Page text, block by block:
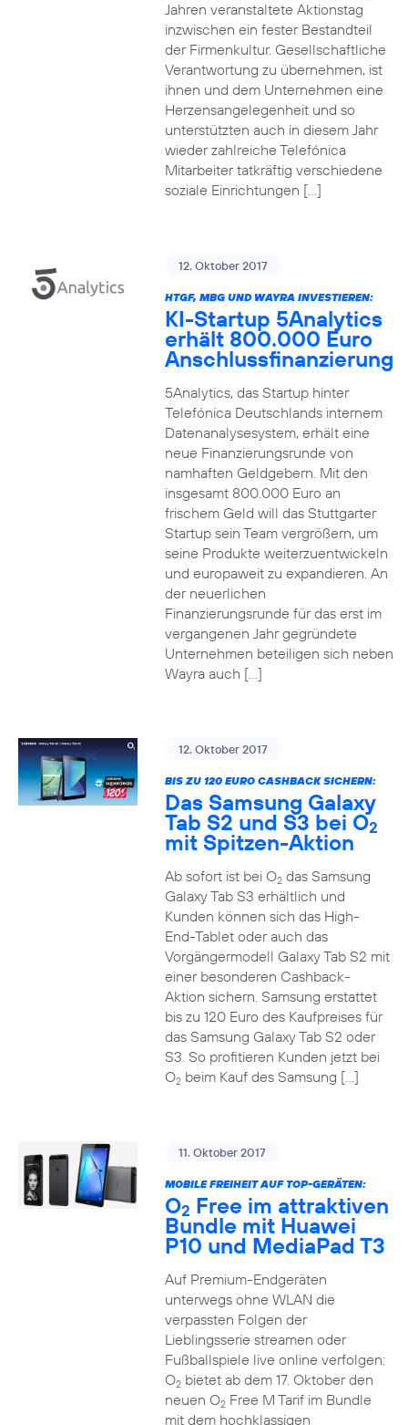
Jahren veranstaltete Aktionstag
inzwischen ein fester Bestandteil
der Firmenkultur. Gesellschaftliche
Verantwortung zu übernehmen, ist
ihnen und dem Unternehmen eine
Herzensangelegenheit und so
unterstützten auch in diesem Jahr
wieder zahlreiche Telefónica
Mitarbeiter tatkräftig verschiedene
soziale Einrichtungen […]
12. Oktober 2017
HTGF, MBG UND WAYRA INVESTIEREN:
KI-Startup 5Analytics
erhält 800.000 Euro
Anschlussfinanzierung
5Analytics, das Startup hinter
Telefónica Deutschlands internem
Datenanalysesystem, erhält eine
neue Finanzierungsrunde von
namhaften Geldgebern. Mit den
insgesamt 800.000 Euro an
frischem Geld will das Stuttgarter
Startup sein Team vergrößern, um
seine Produkte weiterzuentwickeln
und europaweit zu expandieren. An
der neuerlichen
Finanzierungsrunde für das erst im
vergangenen Jahr gegründete
Unternehmen beteiligen sich neben
Wayra auch […]
12. Oktober 2017
BIS ZU 120 EURO CASHBACK SICHERN:
Das Samsung Galaxy
Tab S2 und S3 bei O2
mit Spitzen-Aktion
Ab sofort ist bei O2das Samsung
Galaxy Tab S3 erhältlich und
Kunden können sich das High-
End-Tablet oder auch das
Vorgängermodell Galaxy Tab S2 mit
einer besonderen Cashback-
Aktion sichern. Samsung erstattet
bis zu 120 Euro des Kaufpreises für
das Samsung Galaxy Tab S2 oder
S3. So profitieren Kunden jetzt bei
O2beim Kauf des Samsung […]
11. Oktober 2017
MOBILE FREIHEIT AUF TOP-GERÄTEN:
O2 Free im attraktiven
Bundle mit Huawei
P10 und MediaPad T3
Auf Premium-Endgeräten
unterwegs ohne WLAN die
verpassten Folgen der
Lieblingsserie streamen oder
Fußballspiele live online verfolgen:
O2bietet ab dem 17. Oktober den
neuen O2Free M Tarif im Bundle
mit dem hochklassigen